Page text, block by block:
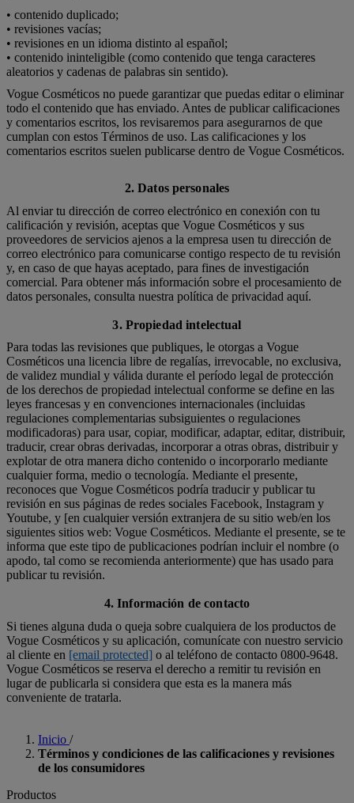
• contenido duplicado;
• revisiones vacías;
• revisiones en un idioma distinto al español;
• contenido ininteligible (como contenido que tenga caracteres
aleatorios y cadenas de palabras sin sentido).
Vogue Cosméticos no puede garantizar que puedas editar o eliminar
todo el contenido que has enviado. Antes de publicar calificaciones
y comentarios escritos, los revisaremos para asegurarnos de que
cumplan con estos Términos de uso. Las calificaciones y los
comentarios escritos suelen publicarse dentro de Vogue Cosméticos.
2. Datos personales
Al enviar tu dirección de correo electrónico en conexión con tu
calificación y revisión, aceptas que Vogue Cosméticos y sus
proveedores de servicios ajenos a la empresa usen tu dirección de
correo electrónico para comunicarse contigo respecto de tu revisión
y, en caso de que hayas aceptado, para fines de investigación
comercial. Para obtener más información sobre el procesamiento de
datos personales, consulta nuestra política de privacidad aquí.
3. Propiedad intelectual
Para todas las revisiones que publiques, le otorgas a Vogue
Cosméticos una licencia libre de regalías, irrevocable, no exclusiva,
de validez mundial y válida durante el período legal de protección
de los derechos de propiedad intelectual conforme se define en las
leyes francesas y en convenciones internacionales (incluidas
regulaciones complementarias subsiguientes o regulaciones
modificadoras) para usar, copiar, modificar, adaptar, editar, distribuir,
traducir, crear obras derivadas, incorporar a otras obras, distribuir y
explotar de otra manera dicho contenido o incorporarlo mediante
cualquier forma, medio o tecnología. Mediante el presente,
reconoces que Vogue Cosméticos podría traducir y publicar tu
revisión en sus páginas de redes sociales Facebook, Instagram y
Youtube, y [en cualquier versión extranjera de su sitio web/en los
siguientes sitios web: Vogue Cosméticos. Mediante el presente, se te
informa que este tipo de publicaciones podrían incluir el nombre (o
apodo, tal como se recomienda anteriormente) que has usado para
publicar tu revisión.
4. Información de contacto
Si tienes alguna duda o queja sobre cualquiera de los productos de
Vogue Cosméticos y su aplicación, comunícate con nuestro servicio
al cliente en [email protected] o al teléfono de contacto 0800-9648.
Vogue Cosméticos se reserva el derecho a remitir tu revisión en
lugar de publicarla si considera que esta es la manera más
conveniente de tratarla.
Inicio /
Términos y condiciones de las calificaciones y revisiones
de los consumidores
Productos